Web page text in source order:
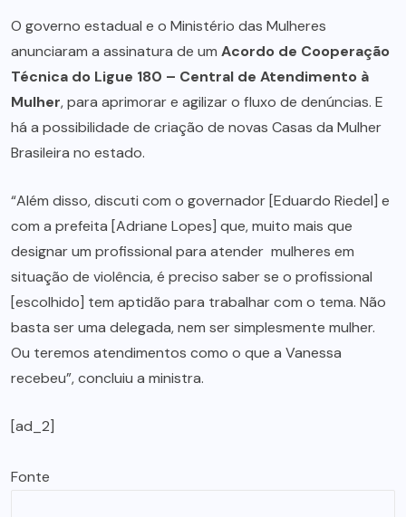
O governo estadual e o Ministério das Mulheres
anunciaram a assinatura de um Acordo de Cooperação
Técnica do Ligue 180 – Central de Atendimento à
Mulher, para aprimorar e agilizar o fluxo de denúncias. E
há a possibilidade de criação de novas Casas da Mulher
Brasileira no estado.
“Além disso, discuti com o governador [Eduardo Riedel] e
com a prefeita [Adriane Lopes] que, muito mais que
designar um profissional para atender mulheres em
situação de violência, é preciso saber se o profissional
[escolhido] tem aptidão para trabalhar com o tema. Não
basta ser uma delegada, nem ser simplesmente mulher.
Ou teremos atendimentos como o que a Vanessa
recebeu”, concluiu a ministra.
[ad_2]
Fonte